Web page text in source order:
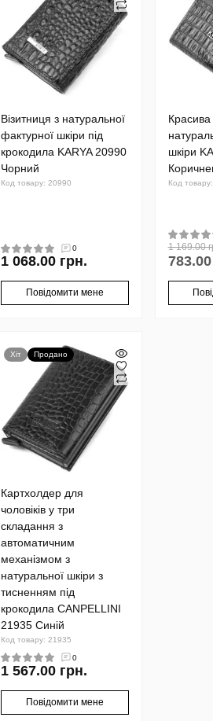
Візитниця з натуральної
фактурної шкіри під
крокодила KARYA 20990
Чорний
Код товару: 20990
0
1 068.00 грн.
Повідомити мене
Красива
шкіри
Код
1 169.00
Хіт Продано
Картхолдер для
чоловіків у три
складання з
автоматичним
механізмом з
натуральної шкіри з
тисненням під
крокодила CANPELLINI
21935 Синій
Код товару: 21935
0
1 567.00 грн.
Повідомити мене